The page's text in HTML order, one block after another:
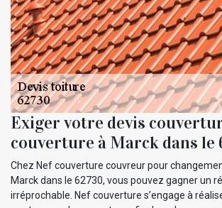
Exiger votre devis
couverture à Marck dans le
Chez Nef couverture couvreur pour
Marck dans le 62730, vous pouvez gagner un
irréprochable. Nef couverture s’engage à